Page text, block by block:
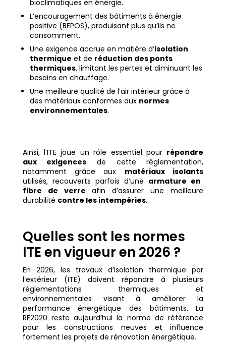
bioclimatiques en énergie.
L’encouragement des bâtiments à énergie
positive (BEPOS), produisant plus qu’ils ne
consomment.
Une exigence accrue en matière d’isolation
thermique et de réduction des ponts
thermiques, limitant les pertes et diminuant les
besoins en chauffage.
Une meilleure qualité de l’air intérieur grâce à
des matériaux conformes aux normes
environnementales.
Ainsi, l’ITE joue un rôle essentiel pour répondre
aux exigences de cette réglementation,
notamment grâce aux matériaux isolants
utilisés, recouverts parfois d’une armature en
fibre de verre afin d’assurer une meilleure
durabilité contre les intempéries.
Quelles sont les normes
ITE en vigueur en 2026 ?
En 2026, les travaux d’isolation thermique par
l’extérieur (ITE) doivent répondre à plusieurs
réglementations thermiques et
environnementales visant à améliorer la
performance énergétique des bâtiments. La
RE2020 reste aujourd’hui la norme de référence
pour les constructions neuves et influence
fortement les projets de rénovation énergétique.